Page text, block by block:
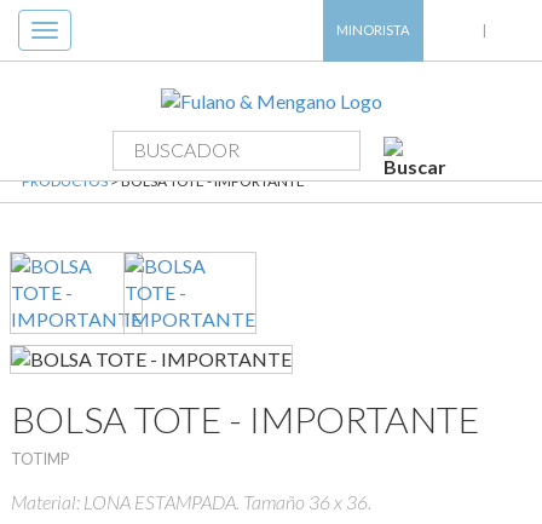
Toggle
navigation
MINORISTA
PRODUCTOS> BOLSA TOTE - IMPORTANTE
BOLSA TOTE - IMPORTANTE
TOTIMP
Material: LONA ESTAMPADA. Tamaño 36 x 36.